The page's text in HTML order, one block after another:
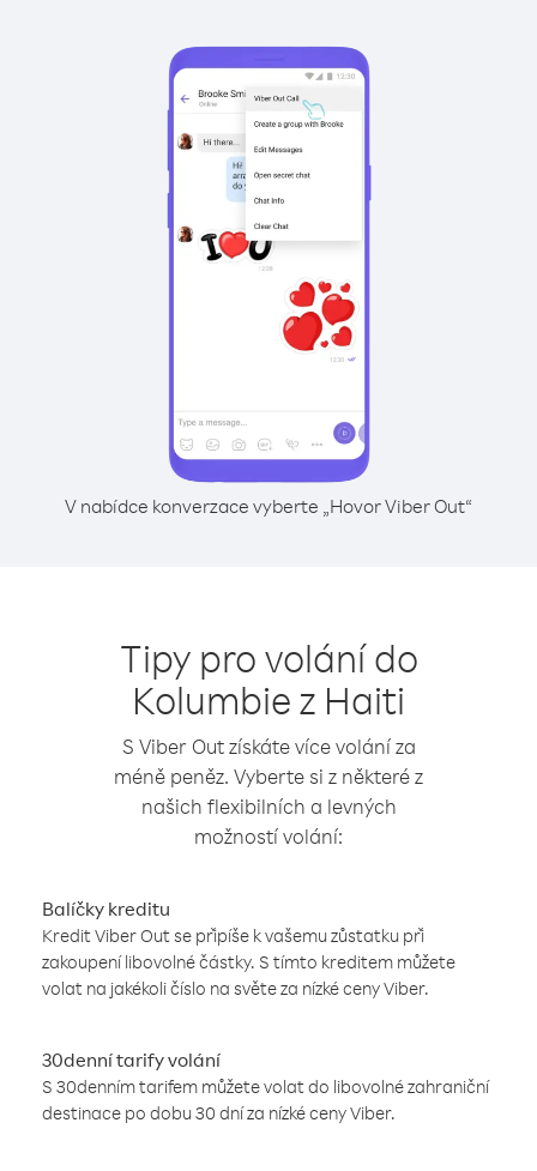
V nabídce konverzace vyberte „Hovor Viber Out“
Tipy pro volání do
Kolumbie z Haiti
S Viber Out získáte více volání za
méně peněz. Vyberte si z některé z
našich flexibilních a levných
možností volání:
Balíčky kreditu
Kredit Viber Out se připíše k vašemu zůstatku při
zakoupení libovolné částky. S tímto kreditem můžete
volat na jakékoli číslo na světe za nízké ceny Viber.
30denní tarify volání
S 30denním tarifem můžete volat do libovolné zahraniční
destinace po dobu 30 dní za nízké ceny Viber.